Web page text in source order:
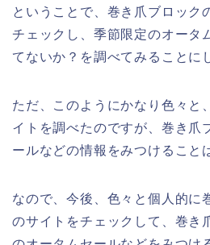
ということで、巻き爪ブロック
チェックし、季節限定のオータ
てないか？を調べてみることに
ただ、このようにかなり色々と
イトを調べたのですが、巻き爪
ールなどの情報をみつけること
なので、今後、色々と個人的に
のサイトをチェックして、巻き